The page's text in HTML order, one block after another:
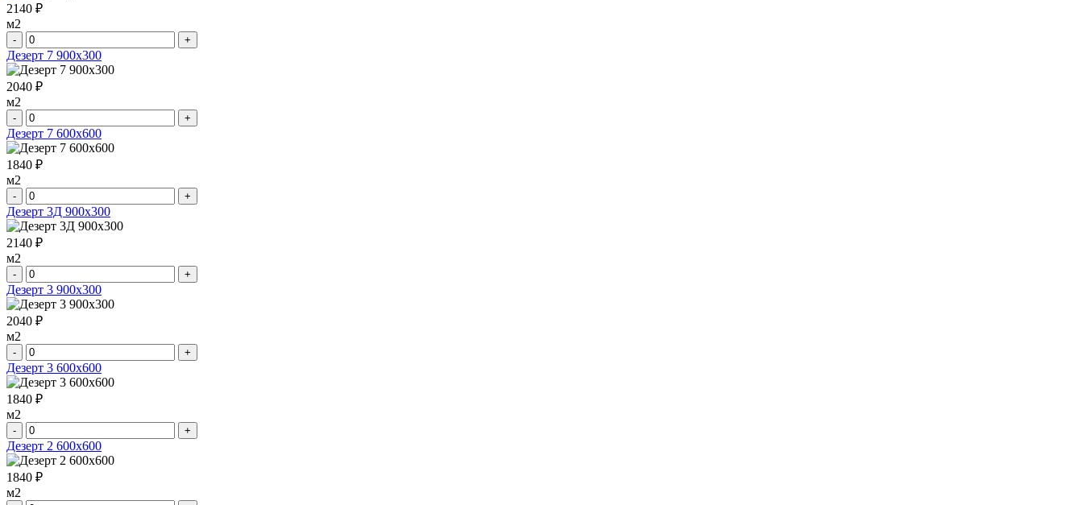
2140 ₽
м2
- +
Дезерт 7 900х300
2040 ₽
м2
- +
Дезерт 7 600х600
1840 ₽
м2
- +
Дезерт 3Д 900х300
2140 ₽
м2
- +
Дезерт 3 900х300
2040 ₽
м2
- +
Дезерт 3 600х600
1840 ₽
м2
- +
Дезерт 2 600х600
1840 ₽
м2